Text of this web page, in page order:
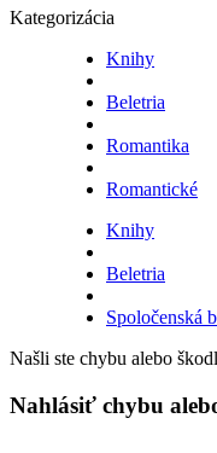
Kategorizácia
Knihy
Beletria
Romantika
Romantické
Knihy
Beletria
Spoločenská
Našli ste chybu alebo
Nahlásiť chybu